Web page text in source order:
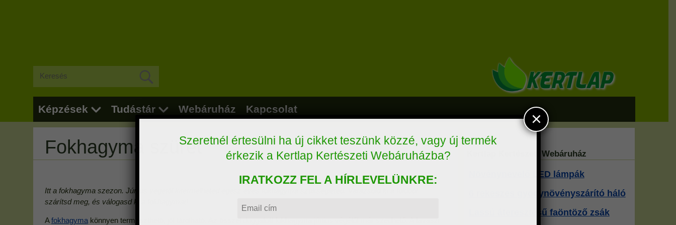
Képzések Tudástár Webáruház Kapcsolat
Fokhagyma szüret
Itt a fokhagyma szezon. Június végétől kitermelheted egész éves fokhagyma szükségleted. Varázsold ki a földből,
szárítsd meg, és válogasd ki a fokhagymát!
Afokhagymakönnyen termeszthető, jól tárolható. Az ősszel duggatott fokhagyma június végétől már szedhető. A tavaszi
Kertlap Kertészeti Webáruház
Növénynevelő LED lámpák
6 rekeszes gyógynövényszárító háló
Lassú áteresztésű faöntöző zsák
Szeretnél értesülni ha új cikket teszünk közzé, vagy új termék
érkezik a Kertlap Kertészeti Webáruházba?
IRATKOZZ FEL A HÍRLEVELÜNKRE:
Hozzájárulok, hogy a Kertlap hírlevelet küldjön nekem a továbbiakban.
×